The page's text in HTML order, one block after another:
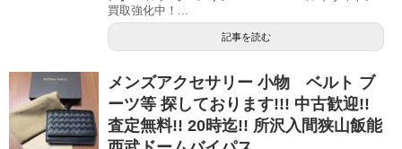
買取強化中！...
記事を読む
メンズアクセサリー 小物 ベルト ブ
ーツ等 探しております!!! 中古歓迎!!
査定無料!! 20時迄!! 所沢入間狭山飯能